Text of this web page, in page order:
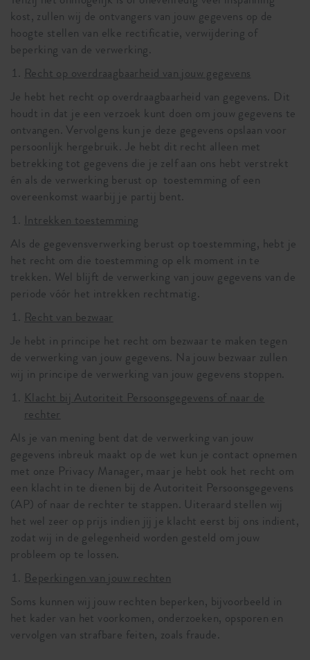
kost, zullen wij de ontvangers van jouw gegevens op de
hoogte stellen van elke rectificatie, verwijdering of
beperking van de verwerking.
Recht op overdraagbaarheid van jouw gegevens
Je hebt het recht op overdraagbaarheid van gegevens. Dit
houdt in dat je een verzoek kunt doen om jouw gegevens te
ontvangen. Vervolgens kun je deze gegevens opslaan voor
persoonlijk hergebruik. Je hebt dit recht alleen met
betrekking tot gegevens die je zelf aan ons hebt verstrekt
én als de verwerking berust op toestemming of een
overeenkomst waarbij je partij bent.
Intrekken toestemming
Als de gegevensverwerking berust op toestemming, hebt je
het recht om die toestemming op elk moment in te
trekken. Wel blijft de verwerking van jouw gegevens van de
periode vóór het intrekken rechtmatig.
Recht van bezwaar
Je hebt in principe het recht om bezwaar te maken tegen
de verwerking van jouw gegevens. Na jouw bezwaar zullen
wij in principe de verwerking van jouw gegevens stoppen.
Klacht bij Autoriteit Persoonsgegevens of naar de
rechter
Als je van mening bent dat de verwerking van jouw
gegevens inbreuk maakt op de wet kun je contact opnemen
met onze Privacy Manager, maar je hebt ook het recht om
een klacht in te dienen bij de Autoriteit Persoonsgegevens
(AP) of naar de rechter te stappen. Uiteraard stellen wij
het wel zeer op prijs indien jij je klacht eerst bij ons indient,
zodat wij in de gelegenheid worden gesteld om jouw
probleem op te lossen.
Beperkingen van jouw rechten
Soms kunnen wij jouw rechten beperken, bijvoorbeeld in
het kader van het voorkomen, onderzoeken, opsporen en
vervolgen van strafbare feiten, zoals fraude.